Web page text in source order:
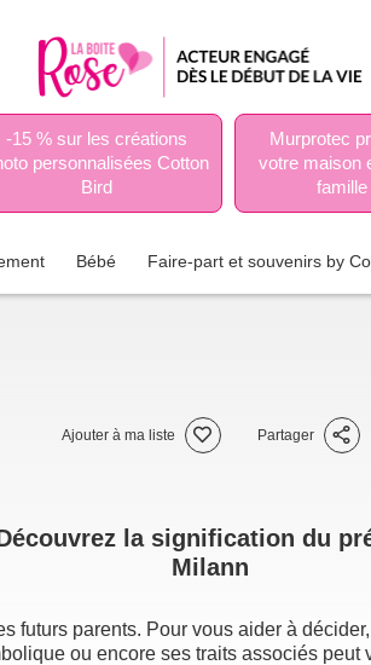
-15 % sur les créations
personnalisées Cotton
Bird
Murprotec
votre maison
famille
Bébé Faire-part et souvenirs by
Ajouter à ma liste Partager
la signification du
Milann
futurs parents. Pour vous aider à
ou encore ses traits associés